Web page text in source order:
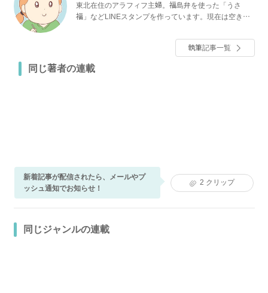
東北在住のアラフィフ主婦。福島弁を使った「うさ
福」などLINEスタンプを作っています。現在は空き家
執筆記事一覧
同じ著者の連載
新着記事が配信されたら、メールやプ
ッシュ通知でお知らせ！
2 クリップ
同じジャンルの連載